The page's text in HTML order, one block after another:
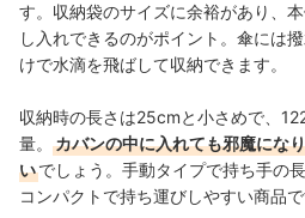
す。収納袋のサイズに余裕があり、
し入れできるのがポイント。 傘には
けで水滴を飛ばして収納できます。
収納時の長さは25cmと小さめで、
量。
カバンの中に入れても邪魔にな
いでしょう。手動タイプで持ち手の
コンパクトで持ち運びしやすい商品で